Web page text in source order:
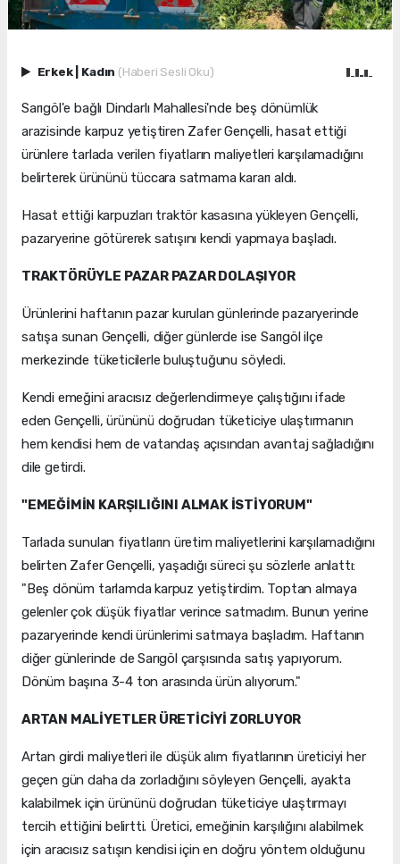
Erkek Kadın (Haberi Sesli Oku)
Sarıgöl'e bağlı Dindarlı Mahallesi'nde beş dönümlük
arazisinde karpuz yetiştiren Zafer Gençelli, hasat ettiği
ürünlere tarlada verilen fiyatların maliyetleri karşılamadığını
belirterek ürününü tüccara satmama kararı aldı.
Hasat ettiği karpuzları traktör kasasına yükleyen Gençelli,
pazaryerine götürerek satışını kendi yapmaya başladı.
TRAKTÖRÜYLE PAZAR PAZAR DOLAŞIYOR
Ürünlerini haftanın pazar kurulan günlerinde pazaryerinde
satışa sunan Gençelli, diğer günlerde ise Sarıgöl ilçe
merkezinde tüketicilerle buluştuğunu söyledi.
Kendi emeğini aracısız değerlendirmeye çalıştığını ifade
eden Gençelli, ürününü doğrudan tüketiciye ulaştırmanın
hem kendisi hem de vatandaş açısından avantaj sağladığını
dile getirdi.
"EMEĞİMİN KARŞILIĞINI ALMAK İSTİYORUM"
Tarlada sunulan fiyatların üretim maliyetlerini karşılamadığını
belirten Zafer Gençelli, yaşadığı süreci şu sözlerle anlattı:
"Beş dönüm tarlamda karpuz yetiştirdim. Toptan almaya
gelenler çok düşük fiyatlar verince satmadım. Bunun yerine
pazaryerinde kendi ürünlerimi satmaya başladım. Haftanın
diğer günlerinde de Sarıgöl çarşısında satış yapıyorum.
Dönüm başına 3-4 ton arasında ürün alıyorum."
ARTAN MALİYETLER ÜRETİCİYİ ZORLUYOR
Artan girdi maliyetleri ile düşük alım fiyatlarının üreticiyi her
geçen gün daha da zorladığını söyleyen Gençelli, ayakta
kalabilmek için ürününü doğrudan tüketiciye ulaştırmayı
tercih ettiğini belirtti. Üretici, emeğinin karşılığını alabilmek
için aracısız satışın kendisi için en doğru yöntem olduğunu